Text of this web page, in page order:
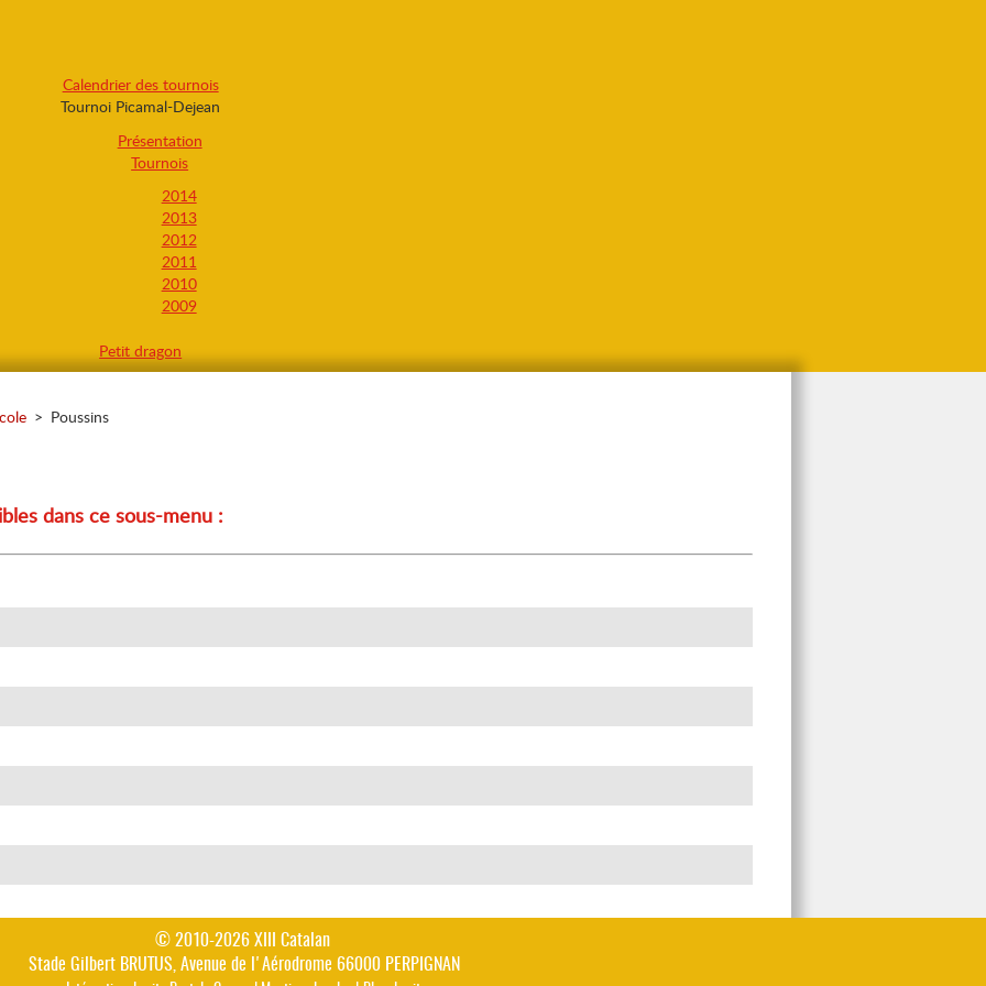
Calendrier des tournois
Tournoi Picamal-Dejean
Présentation
Tournois
2014
2013
2012
2011
2010
2009
Petit dragon
> Poussins
dans ce sous-menu :
© 2010-2026 XIII Catalan
Stade Gilbert BRUTUS, Avenue de l'Aérodrome 66000 PERPIGNAN